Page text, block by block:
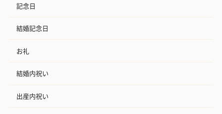
記念日
結婚記念日
お礼
結婚内祝い
出産内祝い